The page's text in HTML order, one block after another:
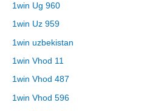
1win Ug 960
1win Uz 959
1win uzbekistan
1win Vhod 11
1win Vhod 487
1win Vhod 596